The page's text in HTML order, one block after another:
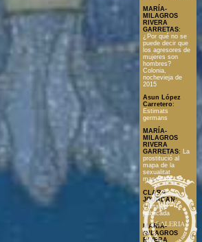
MARÍA-
MILAGROS
RIVERA
GARRETAS:
¿Por qué no se
puede decir que
los agresores de
mujeres son
hombres?
Colonia,
nochevieja de
2015
Asun López
Carretero:
Estimats
germans
MARÍA-
MILAGROS
RIVERA
GARRETAS: La
prostitució al
mapa de la
sexualitat
masculina
CLARA
JOURDAN:
Carta no
publicada
MARÍA-
MILAGROS
RIVERA
GALERIA